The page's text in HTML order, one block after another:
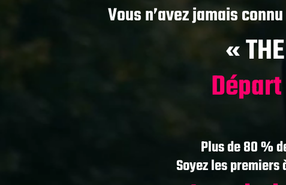
Vous n’avez jamais
«
Plus de 80 %
Soyez les